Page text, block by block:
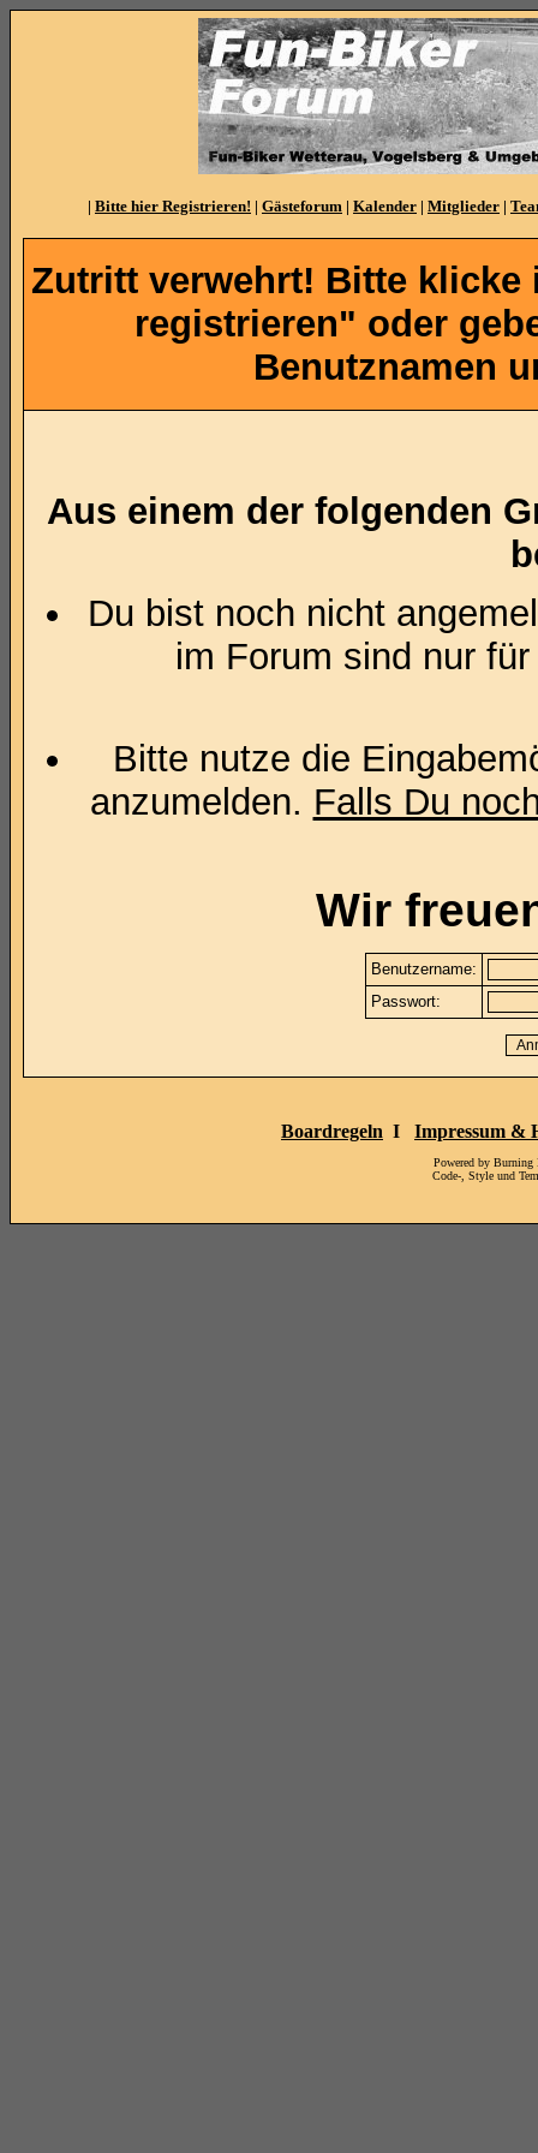
| Bitte hier Registrieren! | Gästeforum | Kalender | Mitglieder |
Zutritt verwehrt! Bitte
registrieren" oder
Benutznamen
Aus einem der folgenden
Du bist noch nicht
im Forum sind nur
Bitte nutze die
anzumelden. Falls Du
Wir
Benutzername:
Passwort:
Boardregeln I Impressum &
Powered by
Code-, Style und